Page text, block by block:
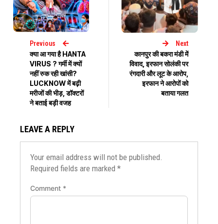
Previous
क्या आ गया है HANTA
VIRUS ? गर्मी में क्यों
नहीं रुक रही खांसी?
LUCKNOW में बढ़ी
मरीजों की भीड़, डॉक्टरों
ने बताई बड़ी वजह
Next
कानपुर की बकरा मंडी में
विवाद, इरफान सोलंकी पर
रंगदारी और लूट के आरोप,
इरफान ने आरोपों को
बताया गलत
LEAVE A REPLY
Your email address will not be published.
Required fields are marked*
Comment *